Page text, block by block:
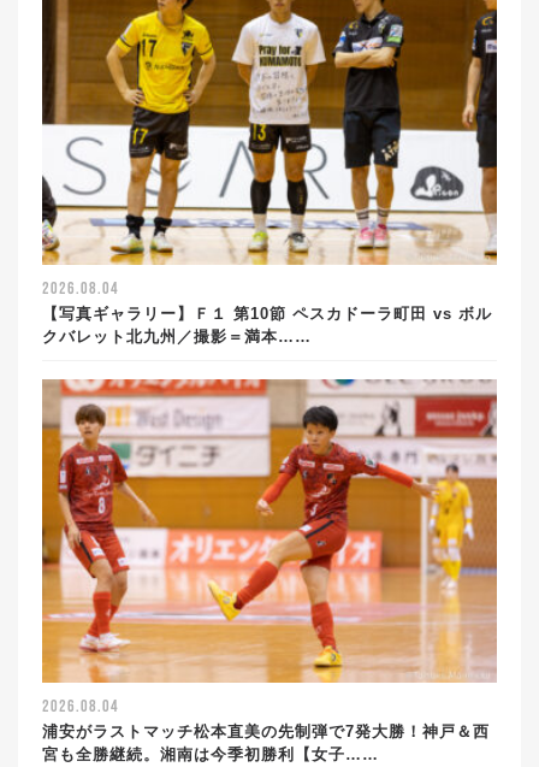
2026.08.04
【写真ギャラリー】Ｆ１ 第10節 ペスカドーラ町田 vs ボル
クバレット北九州／撮影＝満本……
2026.08.04
浦安がラストマッチ松本直美の先制弾で7発大勝！神戸＆西
宮も全勝継続。湘南は今季初勝利【女子……